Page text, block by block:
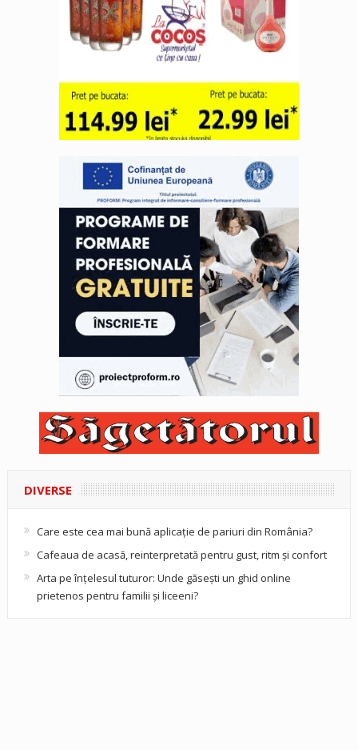
DIVERSE
Care este cea mai bună aplicație de pariuri din România?
Cafeaua de acasă, reinterpretată pentru gust, ritm și confort
Arta pe înțelesul tuturor: Unde găsești un ghid online
prietenos pentru familii și liceeni?